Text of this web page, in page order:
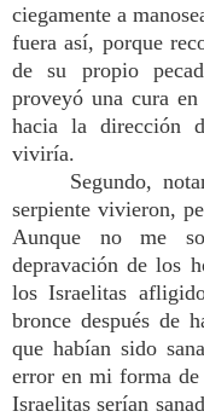
ciegamente a
fuera así, porque
de su propio
proveyó una cura
hacia la dirección
viviría.
Segundo,
serpiente vivieron,
Aunque no me
depravación de los
los Israelitas
bronce después de
que habían sido
error en mi forma
Israelitas serían